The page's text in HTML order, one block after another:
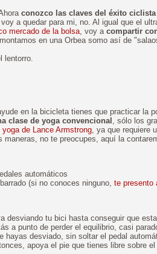
conozco las claves del éxito
a quedar para mi, no. Al igual que el
mercado de la bolsa, voy a compartir
en una Orbea somo así de
lentorro.
en la bicicleta tienes que practicar la
clase de yoga convencional , sólo los
de Lance Armstrong, ya que requiere
maneras, no te preocupes, aquí la
automáticos
(si no conoces ninguno, te presento
desviando tu bici hasta conseguir que
a punto de perder el equilibrio, casi
hayas desviado, sin soltar el pedal
apoya el pie que tienes libre sobre